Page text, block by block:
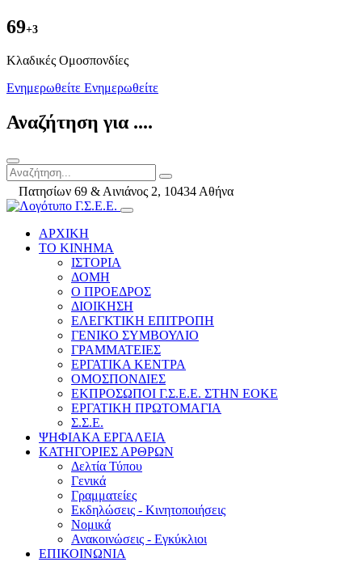
69+3
Kλαδικές Ομοσπονδίες
Ενημερωθείτε Ενημερωθείτε
Αναζήτηση για ....
Πατησίων 69 & Αινιάνος 2, 10434 Αθήνα
ΑΡΧΙΚΗ
ΤΟ ΚΙΝΗΜΑ
ΙΣΤΟΡΙΑ
ΔΟΜΗ
Ο ΠΡΟΕΔΡΟΣ
ΔΙΟΙΚΗΣΗ
ΕΛΕΓΚΤΙΚΗ ΕΠΙΤΡΟΠΗ
ΓΕΝΙΚΟ ΣΥΜΒΟΥΛΙΟ
ΓΡΑΜΜΑΤΕΙΕΣ
ΕΡΓΑΤΙΚΑ ΚΕΝΤΡΑ
ΟΜΟΣΠΟΝΔΙΕΣ
ΕΚΠΡΟΣΩΠΟΙ Γ.Σ.Ε.Ε. ΣΤΗΝ ΕΟΚΕ
ΕΡΓΑΤΙΚΗ ΠΡΩΤΟΜΑΓΙΑ
Σ.Σ.Ε.
ΨΗΦΙΑΚΑ ΕΡΓΑΛΕΙΑ
ΚΑΤΗΓΟΡΙΕΣ ΑΡΘΡΩΝ
Δελτία Τύπου
Γενικά
Γραμματείες
Εκδηλώσεις - Κινητοποιήσεις
Νομικά
Ανακοινώσεις - Εγκύκλιοι
ΕΠΙΚΟΙΝΩΝΙΑ